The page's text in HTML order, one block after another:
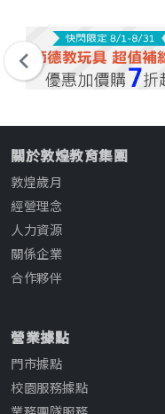
關於敦煌教育集團
敦煌歲月
經營理念
人力資源
關係企業
合作夥伴
營業據點
門市據點
校園服務據點